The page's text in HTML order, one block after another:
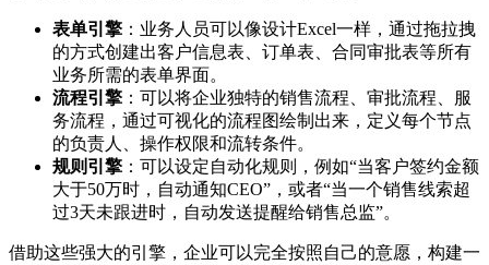
表单引擎 ：业务人员可以像设计Excel一样，通过拖拉拽
的方式创建出客户信息表、订单表、合同审批表等所有
业务所需的表单界面。
流程引擎 ：可以将企业独特的销售流程、审批流程、服
务流程，通过可视化的流程图绘制出来，定义每个节点
的负责人、操作权限和流转条件。
规则引擎 ：可以设定自动化规则，例如“当客户签约金额
大于50万时，自动通知CEO”，或者“当一个销售线索超
过3天未跟进时，自动发送提醒给销售总监”。
借助这些强大的引擎，企业可以完全按照自己的意愿，构建一